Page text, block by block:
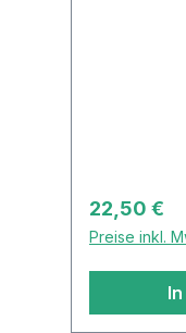
Regulärer
22,50 €
Preise inkl.